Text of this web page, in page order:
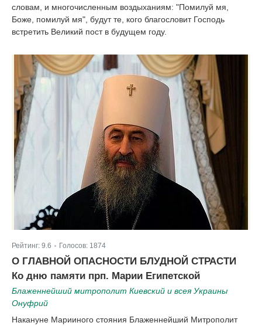
словам, и многочисленным воздыханиям: "Помилуй мя,
Боже, помилуй мя", будут те, кого благословит Господь
встретить Великий пост в будущем году.
Рейтинг: 9.6 Голосов: 1874
О ГЛАВНОЙ ОПАСНОСТИ БЛУДНОЙ СТРАСТИ
Ко дню памяти прп. Марии Египетской
Блаженнейший митрополит Киевский и всея Украины
Онуфрий
Накануне Марииного стояния Блаженнейший Митрополит